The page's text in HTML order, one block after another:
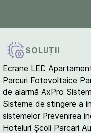
SOLUȚII
Ecrane LED
Parcuri Fotovoltaice
de alarmă AxPro
Sisteme de stingere a
sistemelor Prevenirea
Hoteluri Școli Parcari